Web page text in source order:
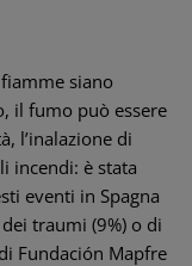
siano
il fumo può essere
l’inalazione di
incendi: è stata
eventi in Spagna
traumi (9%) o di
Fundación Mapfre